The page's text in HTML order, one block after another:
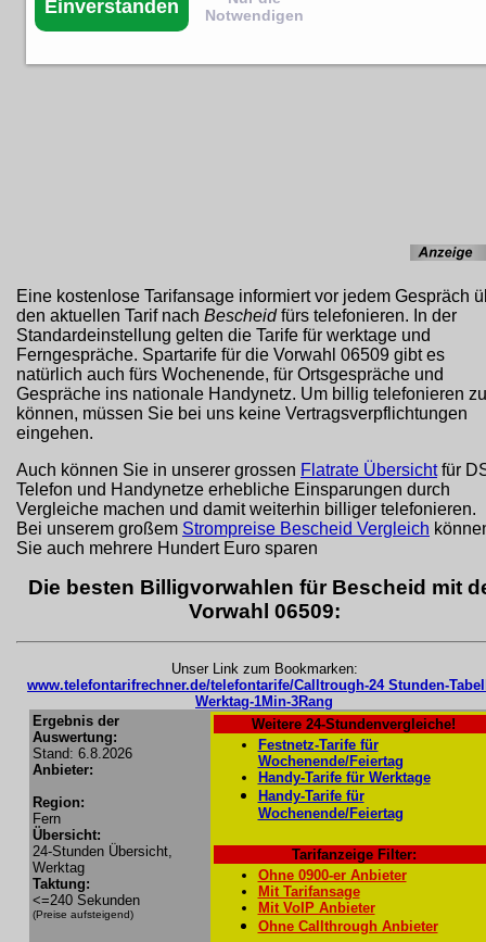
Eine kostenlose Tarifansage informiert vor jedem Gespräch
den aktuellen Tarif nach Bescheidfürs telefonieren. In der
Standardeinstellung gelten die Tarife für werktage und
Ferngespräche. Spartarife für die Vorwahl 06509 gibt es
natürlich auch fürs Wochenende, für Ortsgespräche und
Gespräche ins nationale Handynetz. Um billig telefonieren zu
können, müssen Sie bei uns keine Vertragsverpflichtungen
eingehen.
Auch können Sie in unserer grossen Flatrate Übersichtfür
Telefon und Handynetze erhebliche Einsparungen durch
Vergleiche machen und damit weiterhin billiger telefonieren.
Bei unserem großem Strompreise Bescheid Vergleich
Sie auch mehrere Hundert Euro sparen
Die besten Billigvorwahlen für Bescheid mit
Vorwahl 06509:
Unser Link zum Bookmarken:
www.telefontarifrechner.de/telefontarife/Calltrough-24 Stunden-
Werktag-1Min-3Rang
Ergebnis der
Auswertung:
Stand: 6.8.2026
Anbieter:
Region:
Fern
Übersicht:
24-Stunden Übersicht,
Werktag
Taktung:
<=240 Sekunden
(Preise aufsteigend)
Weitere 24-Stundenvergleiche!
Festnetz-Tarife für
Wochenende/Feiertag
Handy-Tarife für Werktage
Handy-Tarife für
Wochenende/Feiertag
Tarifanzeige Filter:
Ohne 0900-er Anbieter
Mit Tarifansage
Mit VoIP Anbieter
Ohne Callthrough Anbieter
Einverstanden
Notwendigen